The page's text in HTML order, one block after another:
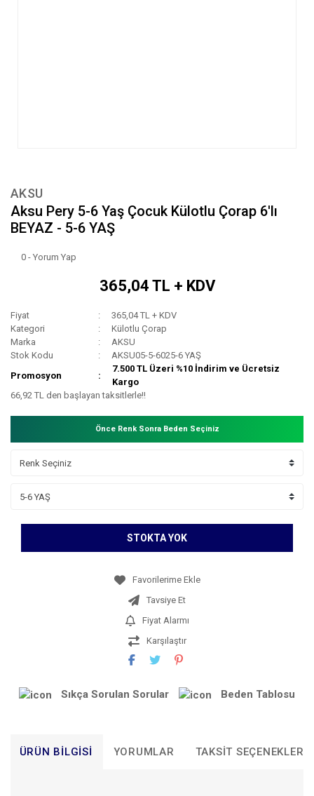
AKSU
Aksu Pery 5-6 Yaş Çocuk Külotlu Çorap 6'lı
BEYAZ - 5-6 YAŞ
0 - Yorum Yap
365,04 TL + KDV
Fiyat
365,04 TL + KDV
Kategori
Külotlu Çorap
Marka
AKSU
Stok Kodu
AKSU05-5-6025-6 YAŞ
Promosyon
7.500 TL Üzeri %10 İndirim ve Ücretsiz
Kargo
66,92 TL den başlayan taksitlerle!!
Önce Renk Sonra Beden Seçiniz
STOKTA YOK
Tavsiye Et
Fiyat Alarmı
Karşılaştır
Sıkça Sorulan Sorular Beden Tablosu
ÜRÜN BILGISI YORUMLAR TAKSIT SEÇENEKLERI